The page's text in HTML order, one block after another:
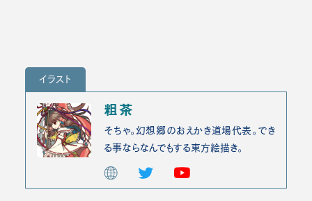
イラスト
粗茶
そちゃ。幻想郷のおえかき道場代表。でき
る事ならなんでもする東方絵描き。